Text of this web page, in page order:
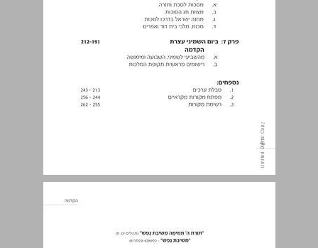
הקדמה כללית ... 5